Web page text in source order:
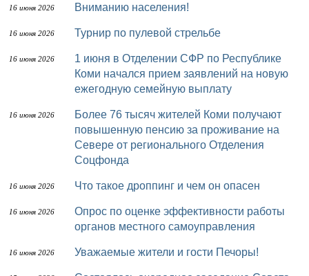
16 июня 2026 Вниманию населения!
16 июня 2026 Турнир по пулевой стрельбе
16 июня 2026
1 июня в Отделении СФР по Республике
Коми начался прием заявлений на новую
ежегодную семейную выплату
16 июня 2026
Более 76 тысяч жителей Коми получают
повышенную пенсию за проживание на
Севере от регионального Отделения
Соцфонда
16 июня 2026 Что такое дроппинг и чем он опасен
16 июня 2026
Опрос по оценке эффективности работы
органов местного самоуправления
16 июня 2026 Уважаемые жители и гости Печоры!